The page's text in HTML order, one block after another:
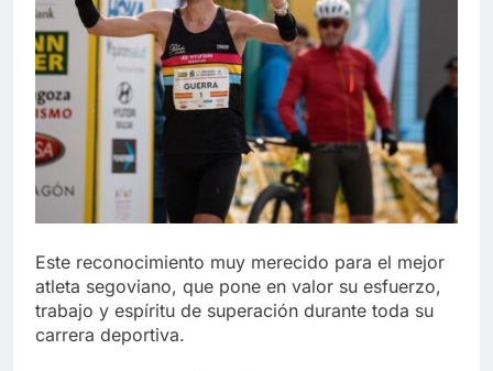
Este reconocimiento muy merecido para el mejor
atleta segoviano, que pone en valor su esfuerzo,
trabajo y espíritu de superación durante toda su
carrera deportiva.